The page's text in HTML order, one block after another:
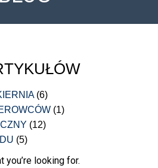
(6)
(1)
(12)
(5)
you’re looking for.